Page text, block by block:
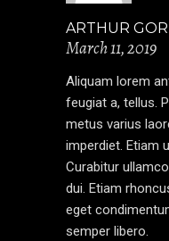
ARTHUR
March 11, 2019
Aliquam lorem
feugiat a, tellus.
metus varius
imperdiet. Etiam
Curabitur
dui. Etiam
eget
semper libero.